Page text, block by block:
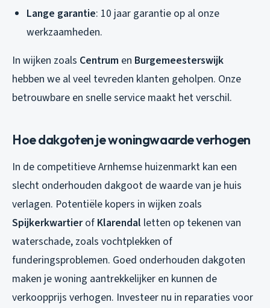
Lange garantie: 10 jaar garantie op al onze
werkzaamheden.
In wijken zoals Centrum en Burgemeesterswijk
hebben we al veel tevreden klanten geholpen. Onze
betrouwbare en snelle service maakt het verschil.
Hoe dakgoten je woningwaarde verhogen
In de competitieve Arnhemse huizenmarkt kan een
slecht onderhouden dakgoot de waarde van je huis
verlagen. Potentiële kopers in wijken zoals
Spijkerkwartierof Klarendal letten op tekenen van
waterschade, zoals vochtplekken of
funderingsproblemen. Goed onderhouden dakgoten
maken je woning aantrekkelijker en kunnen de
verkoopprijs verhogen. Investeer nu in reparaties voor